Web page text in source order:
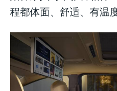
程都体面、舒适、有温度